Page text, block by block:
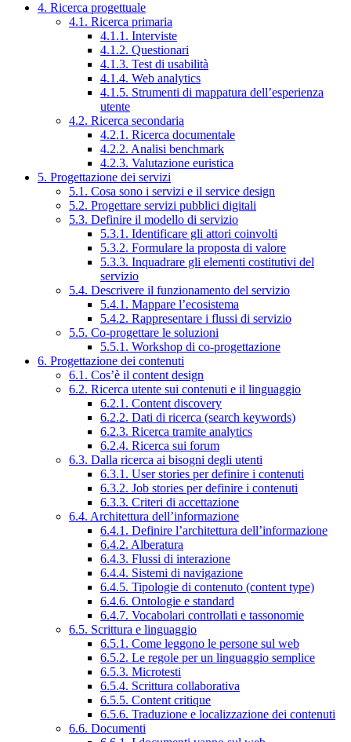
4. Ricerca progettuale
4.1. Ricerca primaria
4.1.1. Interviste
4.1.2. Questionari
4.1.3. Test di usabilità
4.1.4. Web analytics
4.1.5. Strumenti di mappatura dell’esperienza
utente
4.2. Ricerca secondaria
4.2.1. Ricerca documentale
4.2.2. Analisi benchmark
4.2.3. Valutazione euristica
5. Progettazione dei servizi
5.1. Cosa sono i servizi e il service design
5.2. Progettare servizi pubblici digitali
5.3. Definire il modello di servizio
5.3.1. Identificare gli attori coinvolti
5.3.2. Formulare la proposta di valore
5.3.3. Inquadrare gli elementi costitutivi del
servizio
5.4. Descrivere il funzionamento del servizio
5.4.1. Mappare l’ecosistema
5.4.2. Rappresentare i flussi di servizio
5.5. Co-progettare le soluzioni
5.5.1. Workshop di co-progettazione
6. Progettazione dei contenuti
6.1. Cos’è il content design
6.2. Ricerca utente sui contenuti e il linguaggio
6.2.1. Content discovery
6.2.2. Dati di ricerca (search keywords)
6.2.3. Ricerca tramite analytics
6.2.4. Ricerca sui forum
6.3. Dalla ricerca ai bisogni degli utenti
6.3.1. User stories per definire i contenuti
6.3.2. Job stories per definire i contenuti
6.3.3. Criteri di accettazione
6.4. Architettura dell’informazione
6.4.1. Definire l’architettura dell’informazione
6.4.2. Alberatura
6.4.3. Flussi di interazione
6.4.4. Sistemi di navigazione
6.4.5. Tipologie di contenuto (content type)
6.4.6. Ontologie e standard
6.4.7. Vocabolari controllati e tassonomie
6.5. Scrittura e linguaggio
6.5.1. Come leggono le persone sul web
6.5.2. Le regole per un linguaggio semplice
6.5.3. Microtesti
6.5.4. Scrittura collaborativa
6.5.5. Content critique
6.5.6. Traduzione e localizzazione dei contenuti
6.6. Documenti